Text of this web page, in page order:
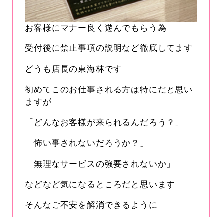
お客様にマナー良く遊んでもらう為
受付後に禁止事項の説明など徹底してます
どうも店長の東海林です
初めてこのお仕事される方は特にだと思い
ますが
「どんなお客様が来られるんだろう？」
「怖い事されないだろうか？」
「無理なサービスの強要されないか」
などなど気になるところだと思います
そんなご不安を解消できるように